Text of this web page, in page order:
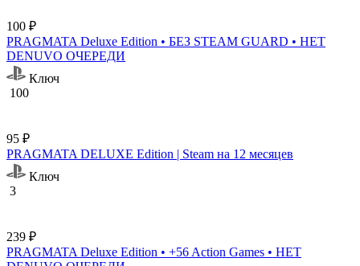
100 ₽
PRAGMATA Deluxe Edition • БЕЗ STEAM GUARD • НЕТ
DENUVO ОЧЕРЕДИ
Ключ
100
95 ₽
PRAGMATA DELUXE Edition | Steam на 12 месяцев
Ключ
3
239 ₽
PRAGMATA Deluxe Edition • +56 Action Games • НЕТ